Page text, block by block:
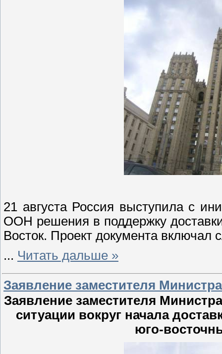
21 августа Россия выступила с
ООН решения в поддержку
Восток. Проект документа
... Читать дальше »
Заявление заместителя
Заявление заместителя
ситуации вокруг начала
юго-